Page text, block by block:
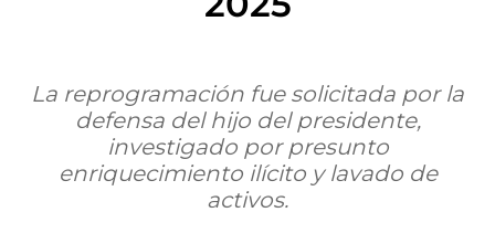
La reprogramación fue solicitada por la
defensa del hijo del presidente,
investigado por presunto
enriquecimiento ilícito y lavado de
activos.